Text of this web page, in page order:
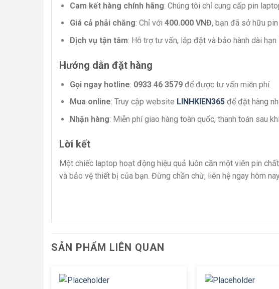
Cam kết hàng chính hãng: Chúng tôi chỉ cung cấp pin
Giá cả phải chăng: Chỉ với 400.000 VNĐ, bạn đã sở hữu
Dịch vụ tận tâm: Hỗ trợ tư vấn, lắp đặt và bảo hành dài hạn
Hướng dẫn đặt hàng
Gọi ngay hotline: 0933 46 3579để được tư vấn miễn phí.
Mua online: Truy cập website LINHKIEN365để đặt hàng
Nhận hàng: Miễn phí giao hàng toàn quốc, thanh toán sau
Lời kết
Một chiếc laptop hoạt động hiệu quả luôn cần một viên pin
và bảo vệ thiết bị của bạn. Đừng chần chừ, liên hệ ngay hôm
SẢN PHẨM LIÊN QUAN